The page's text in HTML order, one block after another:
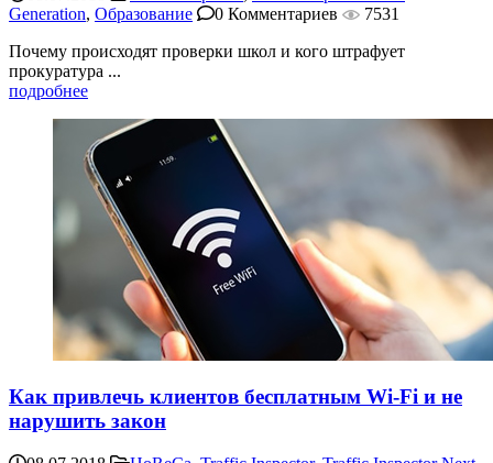
Generation, Образование 0 Комментариев
7531
Почему происходят проверки школ и кого штрафует
прокуратура ...
подробнее
Как привлечь клиентов бесплатным Wi-Fi и не
нарушить закон